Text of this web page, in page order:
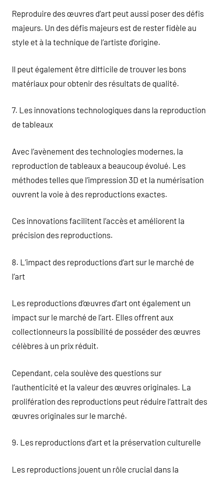
Reproduire des œuvres d’art peut aussi poser des défis
majeurs. Un des défis majeurs est de rester fidèle au
style et à la technique de l’artiste d’origine.
Il peut également être difficile de trouver les bons
matériaux pour obtenir des résultats de qualité.
7. Les innovations technologiques dans la reproduction
de tableaux
Avec l’avènement des technologies modernes, la
reproduction de tableaux a beaucoup évolué. Les
méthodes telles que l’impression 3D et la numérisation
ouvrent la voie à des reproductions exactes.
Ces innovations facilitent l’accès et améliorent la
précision des reproductions.
8. L’impact des reproductions d’art sur le marché de
l’art
Les reproductions d’œuvres d’art ont également un
impact sur le marché de l’art. Elles offrent aux
collectionneurs la possibilité de posséder des œuvres
célèbres à un prix réduit.
Cependant, cela soulève des questions sur
l’authenticité et la valeur des œuvres originales. La
prolifération des reproductions peut réduire l’attrait des
œuvres originales sur le marché.
9. Les reproductions d’art et la préservation culturelle
Les reproductions jouent un rôle crucial dans la